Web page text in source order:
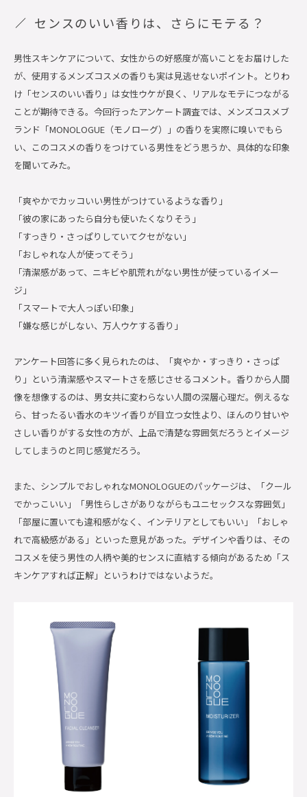
センスのいい香りは、さらにモテる？
男性スキンケアについて、女性からの好感度が高いことをお届けした
が、使用するメンズコスメの香りも実は見逃せないポイント。とりわ
け「センスのいい香り」は女性ウケが良く、リアルなモテにつながる
ことが期待できる。今回行ったアンケート調査では、メンズコスメブ
ランド「MONOLOGUE（モノローグ）」の香りを実際に嗅いでもら
い、このコスメの香りをつけている男性をどう思うか、具体的な印象
を聞いてみた。
「爽やかでカッコいい男性がつけているような香り」
「彼の家にあったら自分も使いたくなりそう」
「すっきり・さっぱりしていてクセがない」
「おしゃれな人が使ってそう」
「清潔感があって、ニキビや肌荒れがない男性が使っているイメー
ジ」
「スマートで大人っぽい印象」
「嫌な感じがしない、万人ウケする香り」
アンケート回答に多く見られたのは、「爽やか・すっきり・さっぱ
り」という清潔感やスマートさを感じさせるコメント。香りから人間
像を想像するのは、男女共に変わらない人間の深層心理だ。例えるな
ら、甘ったるい香水のキツイ香りが目立つ女性より、ほんのり甘いや
さしい香りがする女性の方が、上品で清楚な雰囲気だろうとイメージ
してしまうのと同じ感覚だろう。
また、シンプルでおしゃれなMONOLOGUEのパッケージは、「クール
でかっこいい」「男性らしさがありながらもユニセックスな雰囲気」
「部屋に置いても違和感がなく、インテリアとしてもいい」「おしゃ
れで高級感がある」といった意見があった。デザインや香りは、その
コスメを使う男性の人柄や美的センスに直結する傾向があるため「ス
キンケアすれば正解」というわけではないようだ。